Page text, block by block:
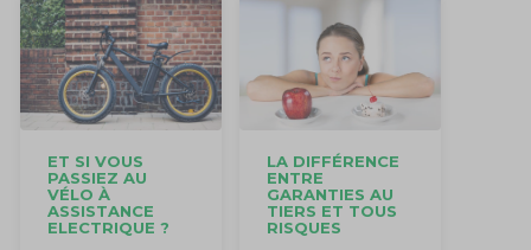
ET SI VOUS
PASSIEZ AU
VÉLO À
ASSISTANCE
ELECTRIQUE ?
LA DIFFÉRENCE
ENTRE
GARANTIES AU
TIERS ET TOUS
RISQUES